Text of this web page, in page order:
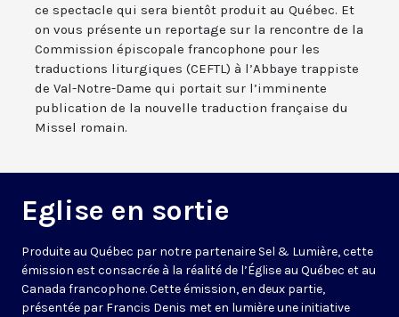
ce spectacle qui sera bientôt produit au Québec. Et
on vous présente un reportage sur la rencontre de la
Commission épiscopale francophone pour les
traductions liturgiques (CEFTL) à l’Abbaye trappiste
de Val-Notre-Dame qui portait sur l’imminente
publication de la nouvelle traduction française du
Missel romain.
Eglise en sortie
Produite au Québec par notre partenaire Sel & Lumière, cette
émission est consacrée à la réalité de l’Église au Québec et au
Canada francophone. Cette émission, en deux partie,
présentée par Francis Denis met en lumière une initiative